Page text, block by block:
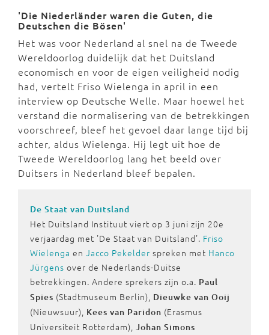
'Die Niederländer waren die Guten, die
Deutschen die Bösen'
Het was voor Nederland al snel na de Tweede
Wereldoorlog duidelijk dat het Duitsland
economisch en voor de eigen veiligheid nodig
had, vertelt Friso Wielenga in april in een
interview op Deutsche Welle. Maar hoewel het
verstand die normalisering van de betrekkingen
voorschreef, bleef het gevoel daar lange tijd bij
achter, aldus Wielenga. Hij legt uit hoe de
Tweede Wereldoorlog lang het beeld over
Duitsers in Nederland bleef bepalen.
De Staat van Duitsland
Het Duitsland Instituut viert op 3 juni zijn 20e
verjaardag met 'De Staat van Duitsland'. Friso
Wielenga en Jacco Pekelder spreken met Hanco
Jürgens over de Nederlands-Duitse
betrekkingen. Andere sprekers zijn o.a. Paul
Spies (Stadtmuseum Berlin), Dieuwke van Ooij
(Nieuwsuur), Kees van Paridon (Erasmus
Universiteit Rotterdam), Johan Simons